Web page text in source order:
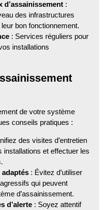
d’assainissement:
des infrastructures
bon fonctionnement.
: Services réguliers pour
installations
de votre système
conseils pratiques :
des visites d’entretien
installations et effectuer les
: Évitez d’utiliser
qui peuvent
d’assainissement.
d’alerte: Soyez attentif